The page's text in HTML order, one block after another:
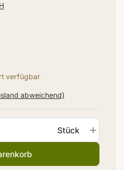
Stück
verfügbar
abweichend)